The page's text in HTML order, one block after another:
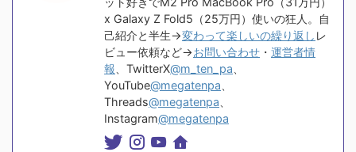
x Galaxy Z Fold5（25万円）使いの狂人。自
己紹介と半生→変わって楽しいの繰り返し レ
ビュー依頼など→お問い合わせ ・ 運営者情
報 、TwitterX@m_ten_pa
YouTube@megatenpa
Threads@megatenpa
Instagram@megatenpa